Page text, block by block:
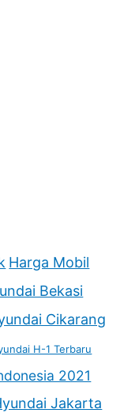
Harga Mobil
Bekasi
Cikarang
H-1 Terbaru
2021
Jakarta